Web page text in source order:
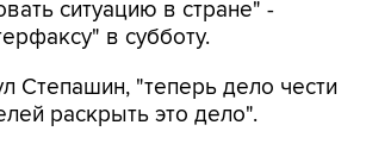
ситуацию в стране" -
в субботу.
Степашин, "теперь дело чести
раскрыть это дело".